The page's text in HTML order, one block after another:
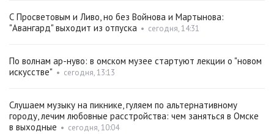
С Просветовым и Ливо, но без Войнова и Мартынова:
"Авангард" выходит из отпуска • сегодня, 14:31
По волнам ар-нуво: в омском музее стартуют лекции о "новом
искусстве" • сегодня, 13:13
Слушаем музыку на пикнике, гуляем по альтернативному
городу, лечим любовные расстройства: чем заняться в Омске
в выходные • сегодня, 10:04